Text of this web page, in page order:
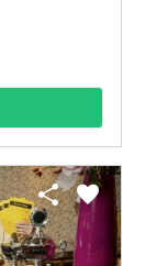
share favorite